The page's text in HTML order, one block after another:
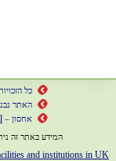
כל
האתר
אחסון –
המידע באתר זה
and institutions in UK